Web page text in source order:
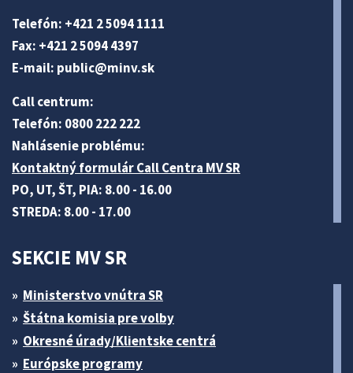
Telefón: +421 2 5094 1111
Fax: +421 2 5094 4397
E-mail: public@minv.sk
Call centrum:
Telefón: 0800 222 222
Nahlásenie problému:
Kontaktný formulár Call Centra MV SR
PO, UT, ŠT, PIA: 8.00 - 16.00
STREDA: 8.00 - 17.00
SEKCIE MV SR
Ministerstvo vnútra SR
Štátna komisia pre volby
Okresné úrady/Klientske centrá
Európske programy